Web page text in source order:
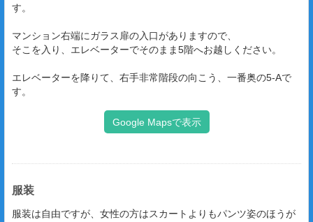
す。
マンション右端にガラス扉の入口がありますので、
そこを入り、エレベーターでそのまま5階へお越しください。
エレベーターを降りて、右手非常階段の向こう、一番奥の5-Aで
す。
Google Mapsで表示
服装
服装は自由ですが、女性の方はスカートよりもパンツ姿のほうが